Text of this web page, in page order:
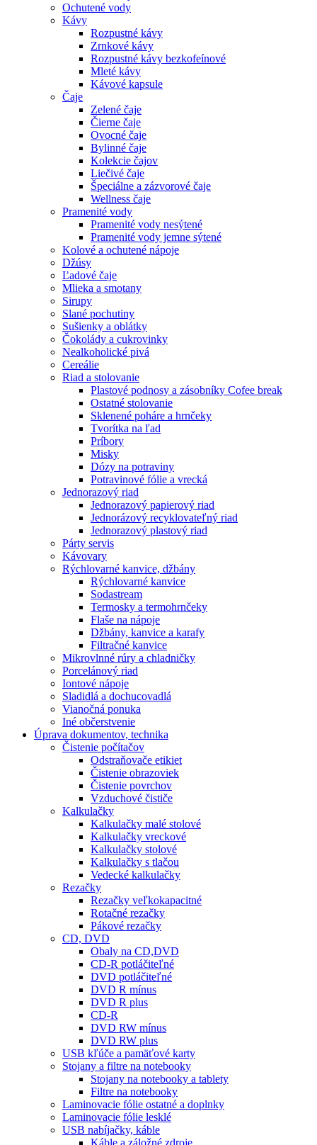
Ochutené vody
Kávy
Rozpustné kávy
Zrnkové kávy
Rozpustné kávy bezkofeínové
Mleté kávy
Kávové kapsule
Čaje
Zelené čaje
Čierne čaje
Ovocné čaje
Bylinné čaje
Kolekcie čajov
Liečivé čaje
Špeciálne a zázvorové čaje
Wellness čaje
Pramenité vody
Pramenité vody nesýtené
Pramenité vody jemne sýtené
Kolové a ochutené nápoje
Džúsy
Ľadové čaje
Mlieka a smotany
Sirupy
Slané pochutiny
Sušienky a oblátky
Čokolády a cukrovinky
Nealkoholické pivá
Cereálie
Riad a stolovanie
Plastové podnosy a zásobníky Cofee break
Ostatné stolovanie
Sklenené poháre a hrnčeky
Tvorítka na ľad
Príbory
Misky
Dózy na potraviny
Potravinové fólie a vrecká
Jednorazový riad
Jednorazový papierový riad
Jednorázový recyklovateľný riad
Jednorazový plastový riad
Párty servis
Kávovary
Rýchlovarné kanvice, džbány
Rýchlovarné kanvice
Sodastream
Termosky a termohrnčeky
Flaše na nápoje
Džbány, kanvice a karafy
Filtračné kanvice
Mikrovlnné rúry a chladničky
Porcelánový riad
Iontové nápoje
Sladidlá a dochucovadlá
Vianočná ponuka
Iné občerstvenie
Úprava dokumentov, technika
Čistenie počítačov
Odstraňovače etikiet
Čistenie obrazoviek
Čistenie povrchov
Vzduchové čističe
Kalkulačky
Kalkulačky malé stolové
Kalkulačky vreckové
Kalkulačky stolové
Kalkulačky s tlačou
Vedecké kalkulačky
Rezačky
Rezačky veľkokapacitné
Rotačné rezačky
Pákové rezačky
CD, DVD
Obaly na CD,DVD
CD-R potláčiteľné
DVD potláčiteľné
DVD R mínus
DVD R plus
CD-R
DVD RW mínus
DVD RW plus
USB kľúče a pamäťové karty
Stojany a filtre na notebooky
Stojany na notebooky a tablety
Filtre na notebooky
Laminovacie fólie ostatné a doplnky
Laminovacie fólie lesklé
USB nabíjačky, káble
Káble a záložné zdroje